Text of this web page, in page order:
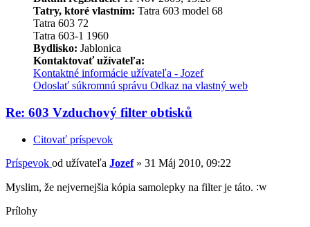
Tatry, ktoré vlastním: Tatra 603 model 68
Tatra 603 72
Tatra 603-1 1960
Bydlisko: Jablonica
Kontaktovať užívateľa:
Kontaktné informácie užívateľa - Jozef
Odoslať súkromnú správu Odkaz na vlastný web
Re: 603 Vzduchový filter obtisků
Citovať príspevok
Príspevok od užívateľa Jozef» 31 Máj 2010, 09:22
Myslim, že nejvernejšia kópia samolepky na filter je táto.
Prílohy